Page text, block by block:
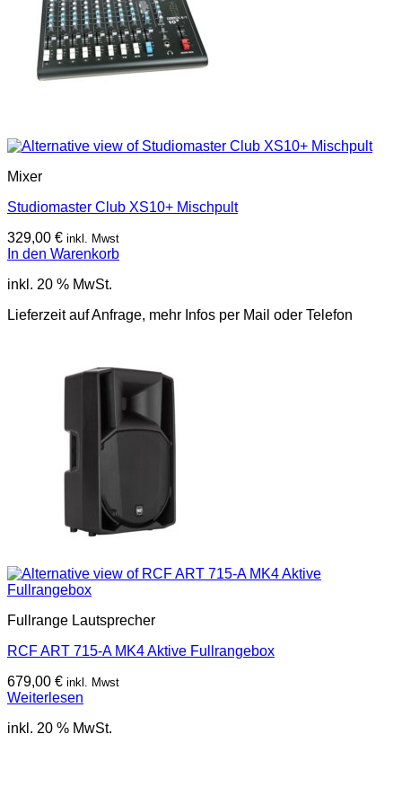
Mixer
Studiomaster Club XS10+ Mischpult
329,00 € inkl. Mwst
In den Warenkorb
inkl. 20 % MwSt.
Lieferzeit auf Anfrage, mehr Infos per Mail oder Telefon
Fullrange Lautsprecher
RCF ART 715-A MK4 Aktive Fullrangebox
679,00 € inkl. Mwst
Weiterlesen
inkl. 20 % MwSt.